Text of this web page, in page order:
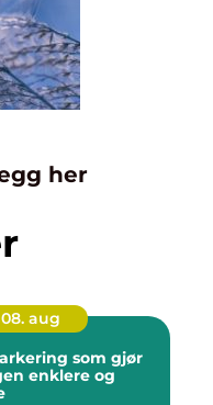
her
08. aug
som gjør
enklere og